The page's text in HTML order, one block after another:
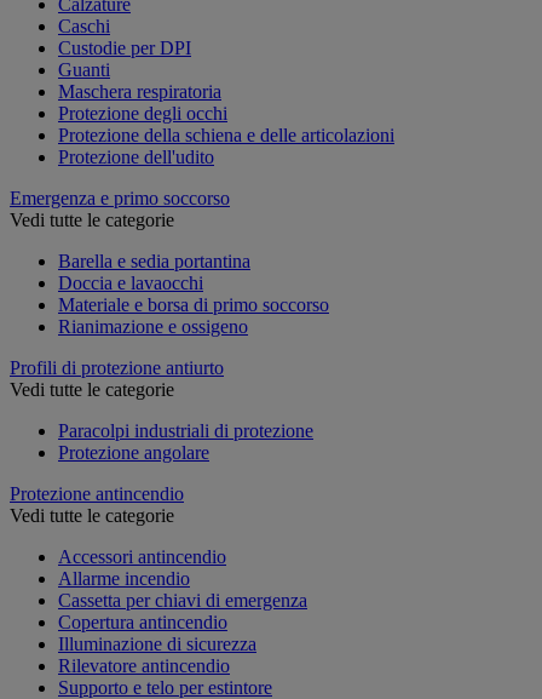
Caschi
Custodie per DPI
Guanti
Maschera respiratoria
Protezione degli occhi
Protezione della schiena e delle articolazioni
Protezione dell'udito
Emergenza e primo soccorso
Vedi tutte le categorie
Barella e sedia portantina
Doccia e lavaocchi
Materiale e borsa di primo soccorso
Rianimazione e ossigeno
Profili di protezione antiurto
Vedi tutte le categorie
Paracolpi industriali di protezione
Protezione angolare
Protezione antincendio
Vedi tutte le categorie
Accessori antincendio
Allarme incendio
Cassetta per chiavi di emergenza
Copertura antincendio
Illuminazione di sicurezza
Rilevatore antincendio
Supporto e telo per estintore